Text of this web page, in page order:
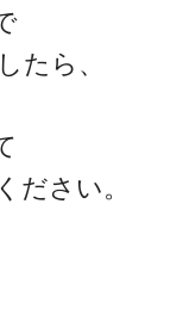
たら、
ださい。